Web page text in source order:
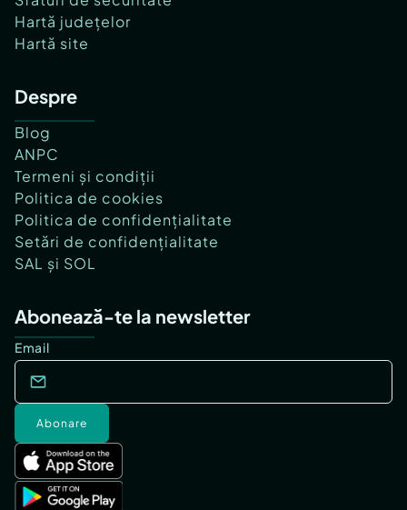
Hartă județelor
Hartă site
Despre
Blog
ANPC
Termeni și condiții
Politica de cookies
Politica de confidențialitate
Setări de confidențialitate
SAL și SOL
Abonează-te la newsletter
Email
Abonare